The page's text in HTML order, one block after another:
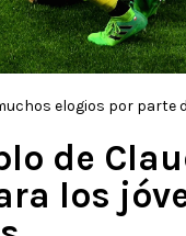
elogios por parte
de
los